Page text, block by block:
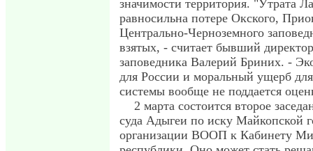
значимости территория. "Утрата
равносильна потере Окского,
Центрально-Черноземного
взятых, - считает бывший
заповедника Валерий Бриних. -
для России и моральный ущерб
системы вообще не поддается
2 марта состоится второе
суда Адыгеи по иску Майкопской
организации ВООП к Кабинету